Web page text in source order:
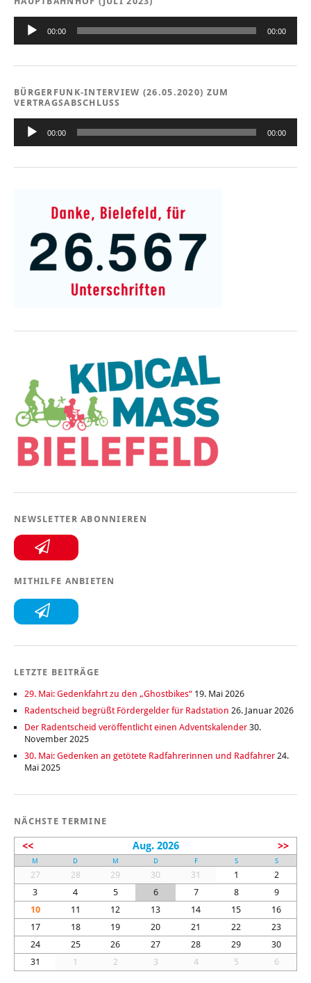
Player
00:00 00:00
BÜRGERFUNK-INTERVIEW (26.05.2020) ZUM
VERTRAGSABSCHLUSS
Player
00:00 00:00
NEWSLETTER ABONNIEREN
MITHILFE ANBIETEN
LETZTE BEITRÄGE
29. Mai: Gedenkfahrt zu den „Ghostbikes“ 19. Mai 2026
Radentscheid begrüßt Fördergelder für Radstation 26. Januar 2026
Der Radentscheid veröffentlicht einen Adventskalender 30.
November 2025
30. Mai: Gedenken an getötete Radfahrerinnen und Radfahrer 24.
Mai 2025
NÄCHSTE TERMINE
<< Aug. 2026 >>
M D M D F S S
27 28 29 30 31 1
2
3
4 5 6 7 8
9
10
11 12 13 14 15
16
17
18 19 20 21 22
23
24
25 26 27 28 29
30
31
1 2 3 4 5 6